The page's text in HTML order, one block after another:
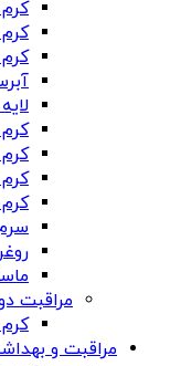
مراقبت
مراقبت و